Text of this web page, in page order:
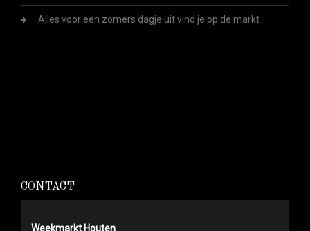
Alles voor een zomers dagje uit vind je op de markt
CONTACT
Weekmarkt Houten